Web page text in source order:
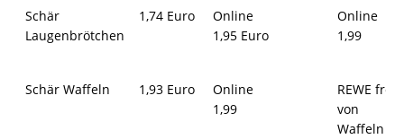
Schär
Laugenbrötchen
1,74 Euro
Online
1,95 Euro
Online
1,99
Schär Waffeln 1,93 Euro
Online
1,99
REWE frei
von
Waffeln